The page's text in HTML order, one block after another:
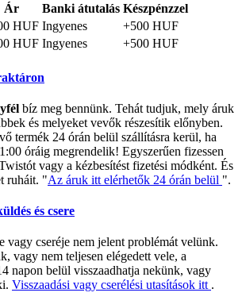
Ár Banki átutalás Készpénzzel
HUF Ingyenes
+500 HUF
HUF Ingyenes +500 HUF
bíz meg bennünk. Tehát tudjuk, mely áruk
és melyeket vevők részesítik előnyben.
termék 24 órán belül szállításra kerül, ha
óráig megrendelik! Egyszerűen fizessen
vagy a kézbesítést fizetési módként. És
ruháit. "Az áruk itt elérhetők 24 órán belül ".
és csere
vagy cseréje nem jelent problémát velünk.
vagy nem teljesen elégedett vele, a
napon belül visszaadhatja nekünk, vagy
Visszaadási vagy cserélési utasítások itt .